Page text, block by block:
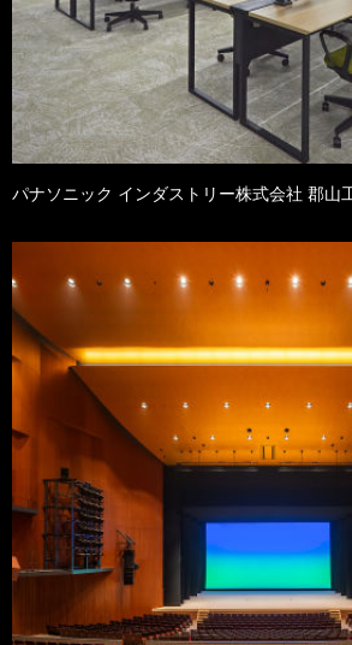
パナソニック インダストリー株式会社 郡山